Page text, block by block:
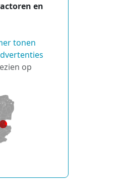
en
tonen
op